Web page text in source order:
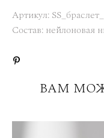
Артикул:
Состав: нейлоновая
ВАМ